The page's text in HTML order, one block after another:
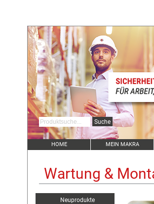
HOME MEIN MAKRA
Wartung &
Neuprodukte